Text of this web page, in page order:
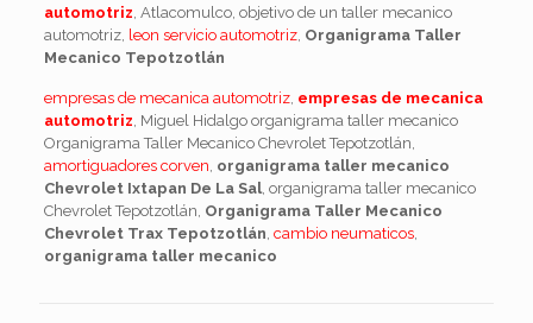
automotriz, Atlacomulco, objetivo de un taller mecanico
automotriz, leon servicio automotriz, Organigrama Taller
Mecanico Tepotzotlán
empresas de mecanica automotriz, empresas de mecanica
automotriz, Miguel Hidalgo organigrama taller mecanico
Organigrama Taller Mecanico Chevrolet Tepotzotlán,
amortiguadores corven, organigrama taller mecanico
Chevrolet Ixtapan De La Sal, organigrama taller mecanico
Chevrolet Tepotzotlán, Organigrama Taller Mecanico
Chevrolet Trax Tepotzotlán, cambio neumaticos,
organigrama taller mecanico